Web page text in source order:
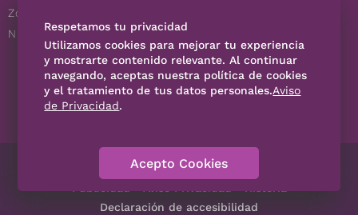
Zoociales
Nuevos Queretanos
Consultas
SÍGUENOS
Contáctanos Código de Ética
Publicidad
Aviso Privacidad
Historia
Declaración de accesibilidad
Respetamos tu privacidad
Utilizamos cookies para mejorar tu experiencia
y mostrarte contenido relevante. Al continuar
navegando, aceptas nuestra política de cookies
y el tratamiento de tus datos personales.Aviso
de Privacidad.
Acepto Cookies